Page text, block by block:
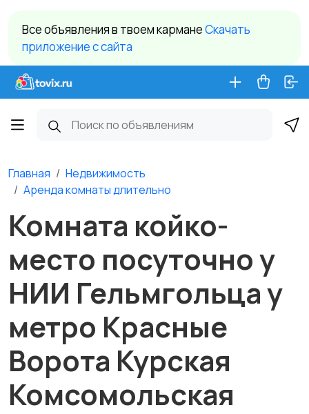
Все объявления в твоем карманеCкачать
приложение c сайта
Главная
Недвижимость
Аренда комнаты длительно
Комната койко-
место посуточно у
НИИ Гельмгольца у
метро Красные
Ворота Курская
Комсомольская